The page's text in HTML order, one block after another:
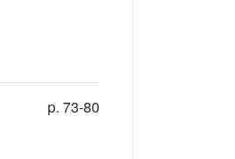
p. 73-80